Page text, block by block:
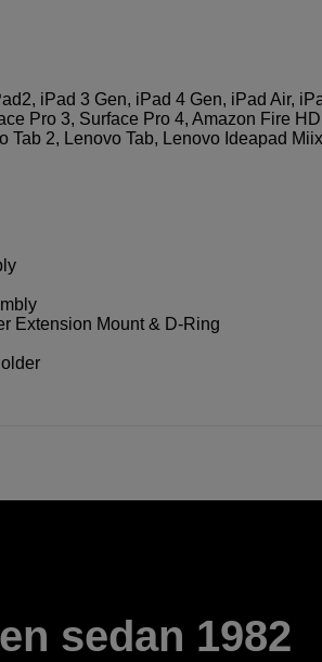
iPad 3 Gen, iPad 4 Gen, iPad Air,
Pro 3, Surface Pro 4, Amazon Fire
Tab 2, Lenovo Tab, Lenovo Ideapad
Extension Mount & D-Ring
sedan 1982